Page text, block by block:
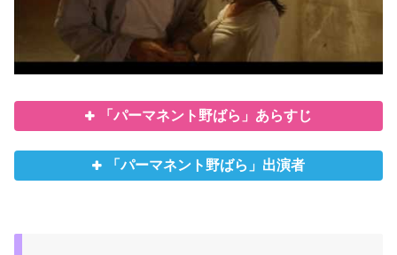
「パーマネント野ばら」あらすじ
「パーマネント野ばら」出演者